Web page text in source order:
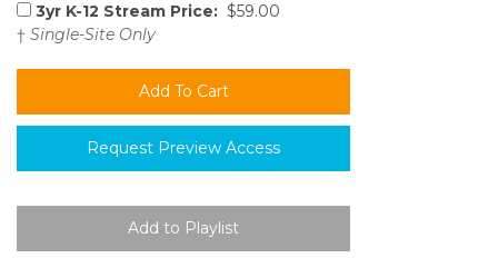
3yr K-12 Stream Price: $59.00
† Single-Site Only
Request Preview Access